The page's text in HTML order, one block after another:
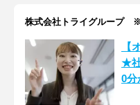
株式会社トライグループ
【
★
0